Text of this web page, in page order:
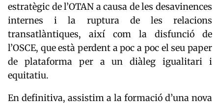
estratègic de l’OTAN a causa de les desavinences
internes i la ruptura de les relacions
transatlàntiques, així com la disfunció de
l’OSCE, que està perdent a poc a poc el seu paper
de plataforma per a un diàleg igualitari i
equitatiu.
En definitiva, assistim a la formació d’una nova